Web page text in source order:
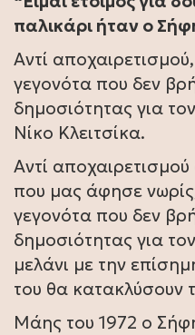
παλικάρι ήταν ο
Αντί
γεγονότα που δεν
δημοσιότητας για
Νίκο Κλειτσίκα.
Αντί
που μας άφησε
γεγονότα που δεν
δημοσιότητας για
μελάνι με την
του θα κατακλύσουν
Μάης του 1972 ο